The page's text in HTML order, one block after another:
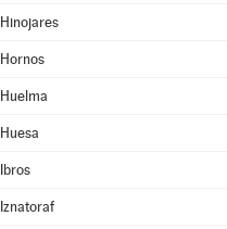
Hinojares
Hornos
Huelma
Huesa
Ibros
Iznatoraf